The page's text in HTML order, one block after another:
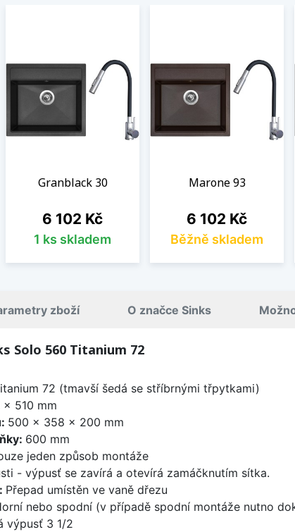
Granblack 30
Cena
6 102 Kč
1 ks skladem
Marone 93
Cena
6 102 Kč
Běžně skladem
zboží O značce Sinks
Solo 560 Titanium 72
72 (tmavší šedá se stříbrnými třpytkami)
x 510 mm
500 x 358 x 200 mm
600 mm
jeden způsob montáže
- výpusť se zavírá a otevírá zamáčknutím sítka.
Přepad umístěn ve vaně dřezu
nebo spodní (v případě spodní montáže nutno
výpusť 3 1/2